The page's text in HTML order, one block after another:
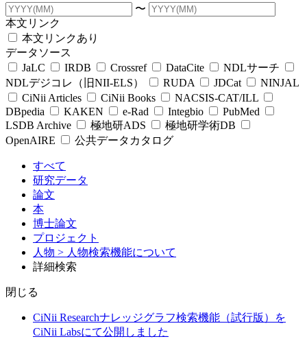
〜
本文リンク
本文リンクあり
データソース
JaLC
IRDB Crossref DataCite
NDLサーチ
NDLデジコレ（旧NII-ELS）
RUDA JDCat
NINJAL
CiNii Articles
CiNii Books
NACSIS-CAT/ILL
DBpedia
KAKEN e-Rad Integbio
PubMed
LSDB Archive
極地研ADS
極地研学術DB
OpenAIRE
公共データカタログ
すべて
研究データ
論文
本
博士論文
プロジェクト
人物 > 人物検索機能について
詳細検索
閉じる
CiNii Researchナレッジグラフ検索機能（試行版）を
CiNii Labsにて公開しました